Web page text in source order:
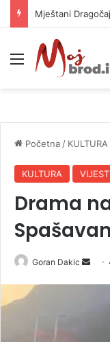
Helikopter
Meni
Početna / KULTURA
KULTURA
Drama
Goran Dakic